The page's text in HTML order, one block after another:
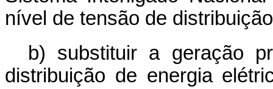
nível de tensão de
b) substituir a geração
distribuição de energia